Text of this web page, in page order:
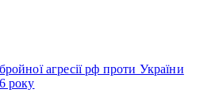
агресії рф проти України
року